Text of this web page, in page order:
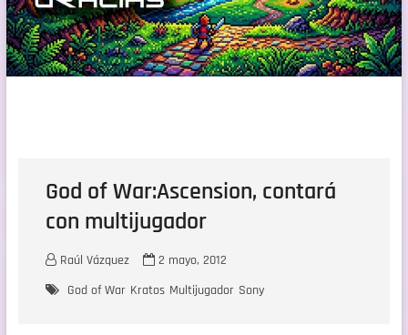
God of War:Ascension, contará
con multijugador
Raúl Vázquez
2 mayo, 2012
God of War Kratos Multijugador Sony